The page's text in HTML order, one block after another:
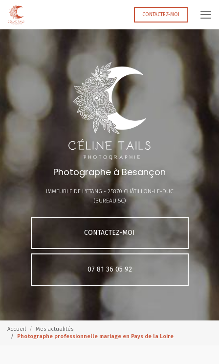
Aller
contenu
CONTACTEZ-MOI
Photographe à Besançon
IMMEUBLE DE L'ETANG - 25870 CHÂTILLON-LE-DUC
(BUREAU 5C)
CONTACTEZ-MOI
07 81 36 05 92
Accueil
Mes actualités
Photographe professionnelle mariage en Pays de la Loire